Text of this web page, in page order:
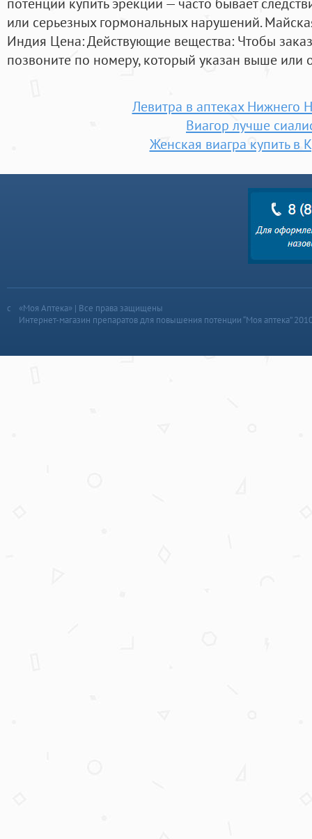
или серьезных гормональных нарушений.
Индия Цена: Действующие вещества: Чтобы
позвоните по номеру, который указан выше или
Левитра в аптеках Нижнего
Виагор лучше
Женская виагра купить в
«Моя Аптека» | Все права защищены
Интернет-магазин препаратов для повышения потенции “Моя аптека”